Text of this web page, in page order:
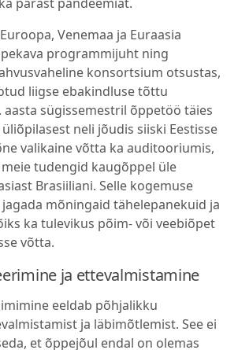
pärast pandeemiat.
Venemaa ja Euraasia
programmijuht ning
konsortsium otsustas,
liigse ebakindluse tõttu
aasta sügissemestril õppetöö täies
neli jõudis siiski Eestisse
valikaine võtta ka auditooriumis,
tudengid kaugõppel üle
Brasiiliani. Selle kogemuse
mõningaid tähelepanekuid ja
ka tulevikus põim- või veebiõpet
võtta.
ja ettevalmistamine
eeldab põhjalikku
ja läbimõtlemist. See ei
et õppejõul endal on olemas